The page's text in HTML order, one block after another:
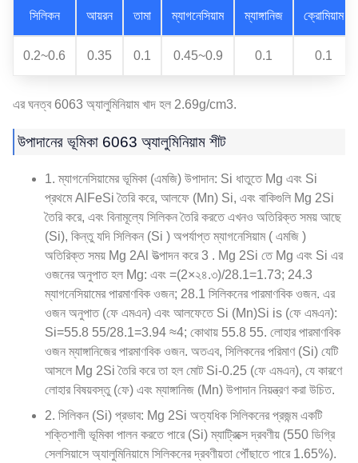
সিলিকন আয়রন তামা ম্যাগনেসিয়াম ম্যাঙ্গানিজ ক্রোমিয়াম
0.2~0.6 0.35 0.1 0.45~0.9 0.1 0.1
এর ঘনত্ব 6063 অ্যালুমিনিয়াম খাদ হল 2.69g/cm3.
উপাদানের ভূমিকা 6063 অ্যালুমিনিয়াম শীট
1. ম্যাগনেসিয়ামের ভূমিকা (এমজি) উপাদান: Si ধাতুতে Mg এবং Si
প্রথমে AlFeSi তৈরি করে, আলফে (Mn) Si, এবং বাকিগুলি Mg 2Si
তৈরি করে, এবং বিনামূল্যে সিলিকন তৈরি করতে এখনও অতিরিক্ত সময় আছে
(Si), কিন্তু যদি সিলিকন (Si ) অপর্যাপ্ত ম্যাগনেসিয়াম ( এমজি )
অতিরিক্ত সময় Mg 2Al উত্পাদন করে 3 . Mg 2Si তে Mg এবং Si এর
ওজনের অনুপাত হল Mg: এবং =(2×২৪.৩)/28.1=1.73; 24.3
ম্যাগনেসিয়ামের পারমাণবিক ওজন; 28.1 সিলিকনের পারমাণবিক ওজন. এর
ওজন অনুপাত (ফে এমএন) এবং আলফেতে Si (Mn)Si is (ফে এমএন):
Si=55.8 55/28.1=3.94 ≈4; কোথায় 55.8 55. লোহার পারমাণবিক
ওজন ম্যাঙ্গানিজের পারমাণবিক ওজন. অতএব, সিলিকনের পরিমাণ (Si) যেটি
আসলে Mg 2Si তৈরি করে তা হল মোট Si-0.25 (ফে এমএন), যে কারণে
লোহার বিষয়বস্তু (ফে) এবং ম্যাঙ্গানিজ (Mn) উপাদান নিয়ন্ত্রণ করা উচিত.
2. সিলিকন (Si) প্রভাব: Mg 2Si অত্যধিক সিলিকনের প্রজন্ম একটি
শক্তিশালী ভূমিকা পালন করতে পারে (Si) ম্যাট্রিক্সে দ্রবণীয় (550 ডিগ্রি
সেলসিয়াসে অ্যালুমিনিয়ামে সিলিকনের দ্রবণীয়তা পৌঁছাতে পারে 1.65%).